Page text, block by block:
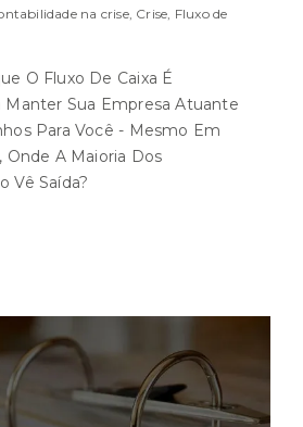
na crise, Crise, Fluxo de
O Fluxo De Caixa É
Manter Sua Empresa Atuante
Para Você - Mesmo Em
Onde A Maioria Dos
Vê Saída?